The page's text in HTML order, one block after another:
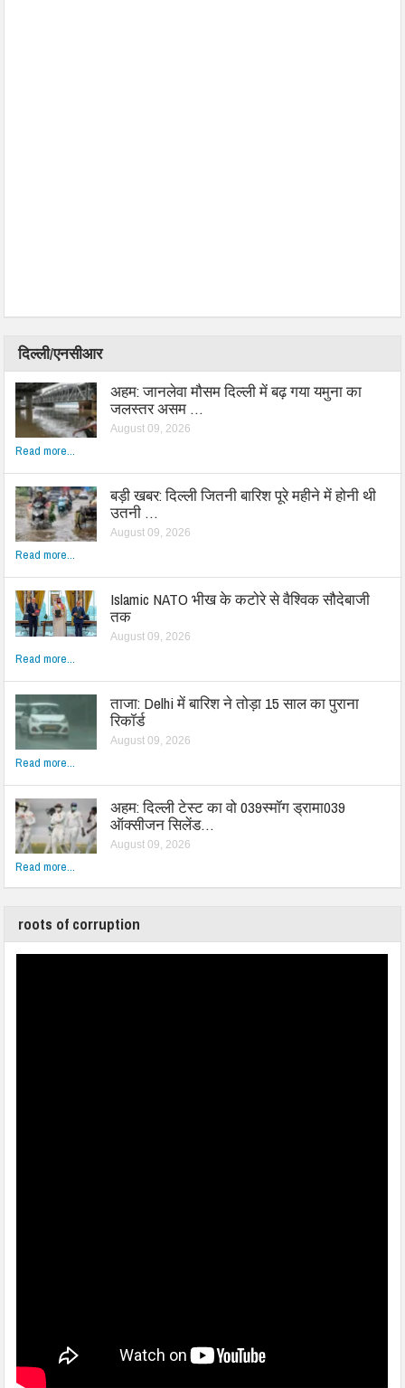
दिल्ली/एनसीआर
अहम: जानलेवा मौसम दिल्ली में बढ़ गया यमुना का
जलस्तर असम …
August 09, 2026
Read more...
बड़ी खबर: दिल्ली जितनी बारिश पूरे महीने में होनी थी
उतनी …
August 09, 2026
Read more...
Islamic NATO भीख के कटोरे से वैश्विक सौदेबाजी
तक
August 09, 2026
Read more...
ताजा: Delhi में बारिश ने तोड़ा 15 साल का पुराना
रिकॉर्ड
August 09, 2026
Read more...
अहम: दिल्ली टेस्ट का वो 039स्मॉग ड्रामा039
ऑक्सीजन सिलेंड…
August 09, 2026
Read more...
roots of corruption